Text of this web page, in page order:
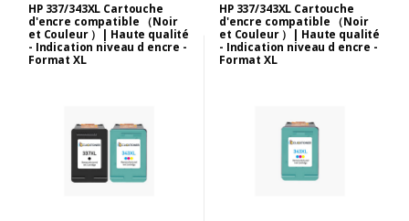
HP 337/343XL Cartouche
d'encre compatible （Noir
et Couleur ）| Haute qualité
- Indication niveau d encre -
Format XL
HP 337/343XL Cartouche
d'encre compatible （Noir
et Couleur ）| Haute qualité
- Indication niveau d encre -
Format XL